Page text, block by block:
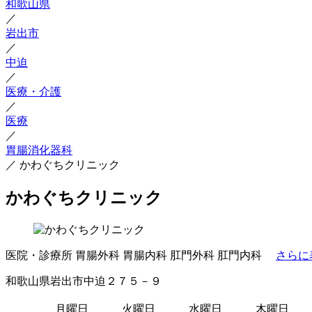
和歌山県
／
岩出市
／
中迫
／
医療・介護
／
医療
／
胃腸消化器科
／ かわぐちクリニック
かわぐちクリニック
医院・診療所 胃腸外科 胃腸内科 肛門外科 肛門内科 さらに
和歌山県岩出市中迫２７５－９
月曜日 火曜日 水曜日 木曜日